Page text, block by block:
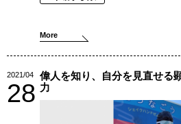
More
2021/04
28
偉人を知り、自分を見直せる
力